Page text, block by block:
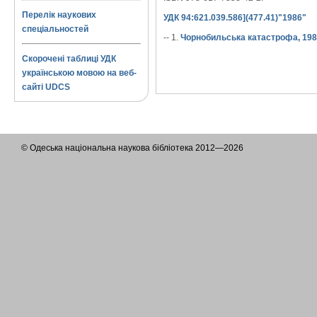
Перелік наукових
спеціальностей
Скорочені таблиці УДК
українською мовою на веб-
сайті UDCS
УДК 94:621.039.586](477.41)"1986"
-- 1. Чорнобильська катастрофа,
© Одеська національна наукова бібліотека 2012—2026